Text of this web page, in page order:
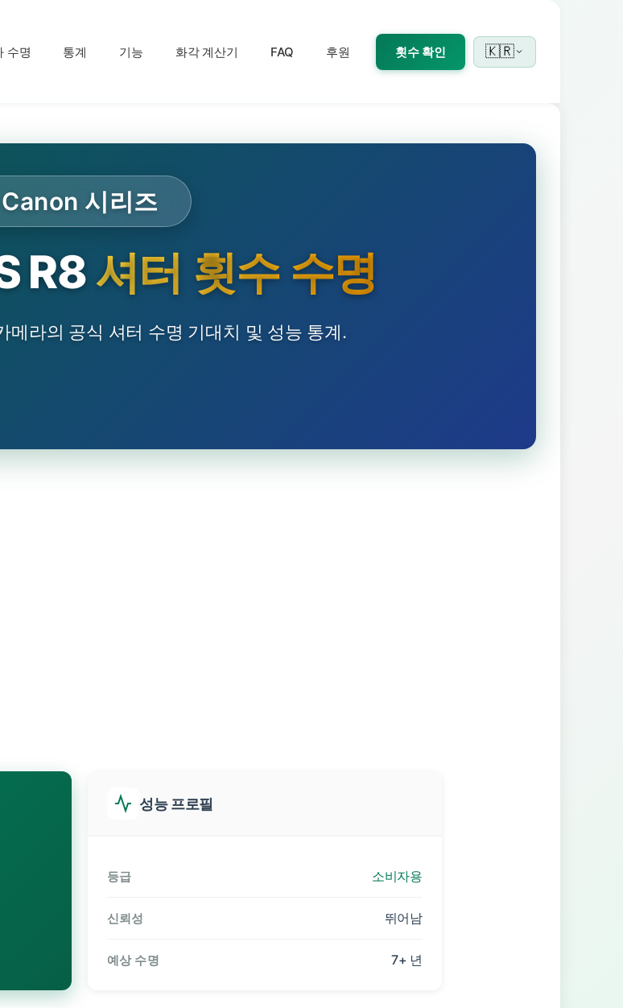
수명 통계 기능 화각 계산기 FAQ 후원 횟수 확인 🇰🇷
Canon 시리즈
R8셔터 횟수 수명
메라의 공식 셔터 수명 기대치 및 성능 통계.
성능 프로필
등급 소비자용
신뢰성 뛰어남
예상 수명 7+ 년